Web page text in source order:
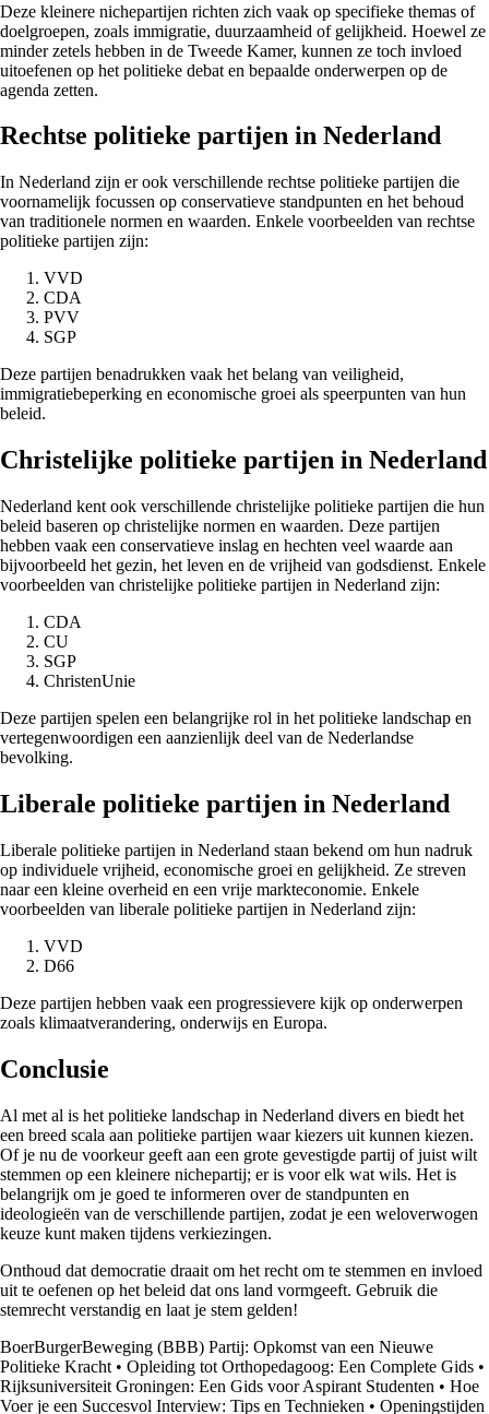
Deze kleinere nichepartijen richten zich vaak op specifieke themas of
doelgroepen, zoals immigratie, duurzaamheid of gelijkheid. Hoewel ze
minder zetels hebben in de Tweede Kamer, kunnen ze toch invloed
uitoefenen op het politieke debat en bepaalde onderwerpen op de
agenda zetten.
Rechtse politieke partijen in Nederland
In Nederland zijn er ook verschillende rechtse politieke partijen die
voornamelijk focussen op conservatieve standpunten en het behoud
van traditionele normen en waarden. Enkele voorbeelden van rechtse
politieke partijen zijn:
VVD
CDA
PVV
SGP
Deze partijen benadrukken vaak het belang van veiligheid,
immigratiebeperking en economische groei als speerpunten van hun
beleid.
Christelijke politieke partijen in Nederland
Nederland kent ook verschillende christelijke politieke partijen die hun
beleid baseren op christelijke normen en waarden. Deze partijen
hebben vaak een conservatieve inslag en hechten veel waarde aan
bijvoorbeeld het gezin, het leven en de vrijheid van godsdienst. Enkele
voorbeelden van christelijke politieke partijen in Nederland zijn:
CDA
CU
SGP
ChristenUnie
Deze partijen spelen een belangrijke rol in het politieke landschap en
vertegenwoordigen een aanzienlijk deel van de Nederlandse
bevolking.
Liberale politieke partijen in Nederland
Liberale politieke partijen in Nederland staan bekend om hun nadruk
op individuele vrijheid, economische groei en gelijkheid. Ze streven
naar een kleine overheid en een vrije markteconomie. Enkele
voorbeelden van liberale politieke partijen in Nederland zijn:
VVD
D66
Deze partijen hebben vaak een progressievere kijk op onderwerpen
zoals klimaatverandering, onderwijs en Europa.
Conclusie
Al met al is het politieke landschap in Nederland divers en biedt het
een breed scala aan politieke partijen waar kiezers uit kunnen kiezen.
Of je nu de voorkeur geeft aan een grote gevestigde partij of juist wilt
stemmen op een kleinere nichepartij; er is voor elk wat wils. Het is
belangrijk om je goed te informeren over de standpunten en
ideologieën van de verschillende partijen, zodat je een weloverwogen
keuze kunt maken tijdens verkiezingen.
Onthoud dat democratie draait om het recht om te stemmen en invloed
uit te oefenen op het beleid dat ons land vormgeeft. Gebruik die
stemrecht verstandig en laat je stem gelden!
BoerBurgerBeweging (BBB) Partij: Opkomst van een Nieuwe
Politieke Kracht • Opleiding tot Orthopedagoog: Een Complete Gids •
Rijksuniversiteit Groningen: Een Gids voor Aspirant Studenten • Hoe
Voer je een Succesvol Interview: Tips en Technieken • Openingstijden